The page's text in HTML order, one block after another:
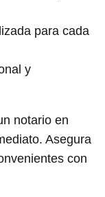
para cada
y
notario en
Asegura
con